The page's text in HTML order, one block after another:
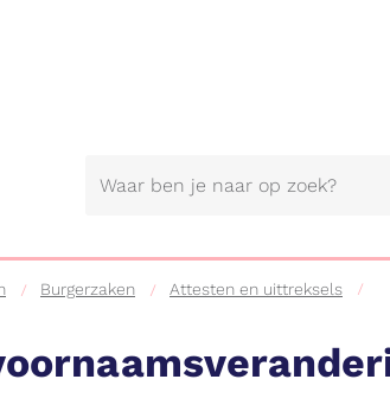
Burgerzaken Attesten en uittreksels